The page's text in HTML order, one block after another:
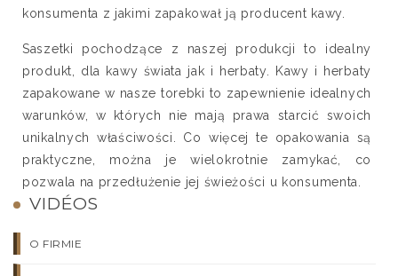
konsumenta z jakimi zapakował ją producent kawy.
Saszetki pochodzące z naszej produkcji to idealny
produkt, dla kawy świata jak i herbaty. Kawy i herbaty
zapakowane w nasze torebki to zapewnienie idealnych
warunków, w których nie mają prawa starcić swoich
unikalnych właściwości. Co więcej te opakowania są
praktyczne, można je wielokrotnie zamykać, co
pozwala na przedłużenie jej świeżości u konsumenta.
VIDÉOS
O FIRMIE